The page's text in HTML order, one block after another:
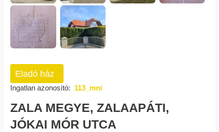
Eladó ház
Ingatlan azonosító: 113_mni
ZALA MEGYE, ZALAAPÁTI,
JÓKAI MÓR UTCA